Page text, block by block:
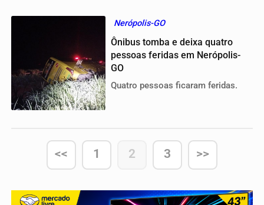
Nerópolis-GO
Ônibus tomba e deixa quatro
pessoas feridas em Nerópolis-
GO
Quatro pessoas ficaram feridas.
<< 1 2 3 >>